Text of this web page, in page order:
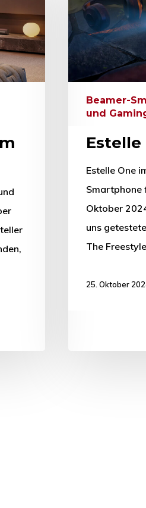
Beamer-
und
Estelle
Estelle One
Smartphone
Oktober
uns
The
25. Oktober